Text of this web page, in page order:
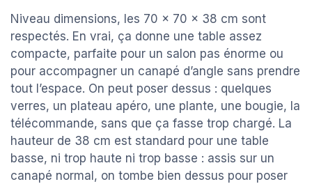
Niveau dimensions, les 70 x 70 x 38 cm sont
respectés. En vrai, ça donne une table assez
compacte, parfaite pour un salon pas énorme ou
pour accompagner un canapé d’angle sans prendre
tout l’espace. On peut poser dessus : quelques
verres, un plateau apéro, une plante, une bougie, la
télécommande, sans que ça fasse trop chargé. La
hauteur de 38 cm est standard pour une table
basse, ni trop haute ni trop basse : assis sur un
canapé normal, on tombe bien dessus pour poser